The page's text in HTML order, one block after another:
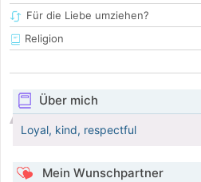
Für die Liebe umziehen?
Religion
Über mich
Loyal, kind, respectful
Mein Wunschpartner